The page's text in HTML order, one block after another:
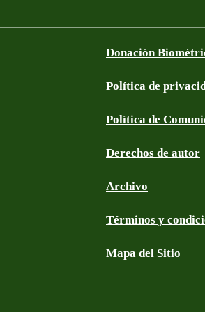
Donación
Política de
Política de
Derechos de autor
Archivo
Términos y
Mapa del Sitio